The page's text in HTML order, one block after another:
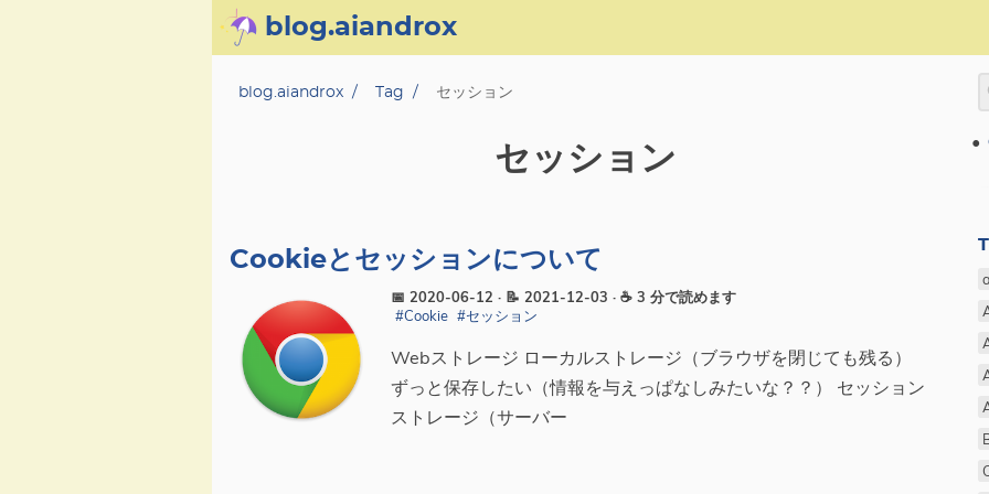
blog.aiandrox
About
Category
Series
blog.aiandrox Tag セッション
セッション
Cookieとセッションについて
📅 2020-06-12 · 📝 2021-12-03 · ☕ 3 分で読めます
#Cookie #セッション
Webストレージ ローカルストレージ（ブラウザを閉じても残る）
ずっと保存したい（情報を与えっぱなしみたいな？？） セッション
ストレージ（サーバー